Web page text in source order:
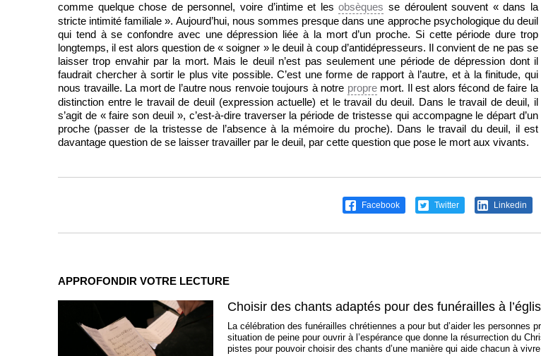
comme quelque chose de personnel, voire d’intime et lesobsèques se déroulent souvent « dans la
stricte intimité familiale ». Aujourd’hui, nous sommes presque dans une approche psychologique du deuil
qui tend à se confondre avec une dépression liée à la mort d’un proche. Si cette période dure trop
longtemps, il est alors question de « soigner » le deuil à coup d’antidépresseurs. Il convient de ne pas se
laisser trop envahir par la mort. Mais le deuil n’est pas seulement une période de dépression dont il
faudrait chercher à sortir le plus vite possible. C’est une forme de rapport à l’autre, et à la finitude, qui
nous travaille. La mort de l’autre nous renvoie toujours à notre propremort. Il est alors fécond de faire la
distinction entre le travail de deuil (expression actuelle) et le travail du deuil. Dans le travail de deuil, il
s’agit de « faire son deuil », c’est-à-dire traverser la période de tristesse qui accompagne le départ d’un
proche (passer de la tristesse de l’absence à la mémoire du proche). Dans le travail du deuil, il est
davantage question de se laisser travailler par le deuil, par cette question que pose le mort aux vivants.
Facebook Twitter Linkedin
APPROFONDIR VOTRE LECTURE
Choisir des chants adaptés pour des funérailles à
La célébration des funérailles chrétiennes a pour but d’aider les personnes
situation de peine pour ouvrir à l’espérance que donne la résurrection du
pistes pour pouvoir choisir des chants d’une manière qui aide chacun à